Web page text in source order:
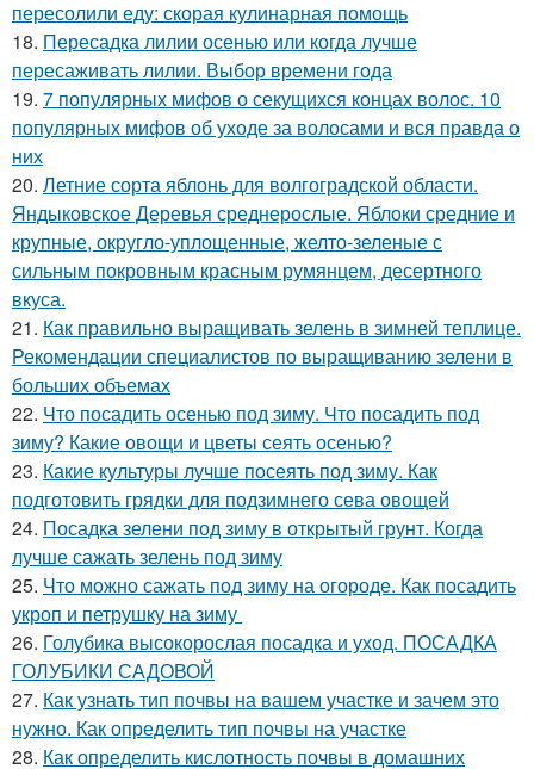
пересолили еду: скорая кулинарная помощь
18. Пересадка лилии осенью или когда лучше
пересаживать лилии. Выбор времени года
19. 7 популярных мифов о секущихся концах волос. 10
популярных мифов об уходе за волосами и вся правда о
них
20. Летние сорта яблонь для волгоградской области.
Яндыковское Деревья среднерослые. Яблоки средние и
крупные, округло-уплощенные, желто-зеленые с
сильным покровным красным румянцем, десертного
вкуса.
21. Как правильно выращивать зелень в зимней теплице.
Рекомендации специалистов по выращиванию зелени в
больших объемах
22. Что посадить осенью под зиму. Что посадить под
зиму? Какие овощи и цветы сеять осенью?
23. Какие культуры лучше посеять под зиму. Как
подготовить грядки для подзимнего сева овощей
24. Посадка зелени под зиму в открытый грунт. Когда
лучше сажать зелень под зиму
25. Что можно сажать под зиму на огороде. Как посадить
укроп и петрушку на зиму
26. Голубика высокорослая посадка и уход. ПОСАДКА
ГОЛУБИКИ САДОВОЙ
27. Как узнать тип почвы на вашем участке и зачем это
нужно. Как определить тип почвы на участке
28. Как определить кислотность почвы в домашних